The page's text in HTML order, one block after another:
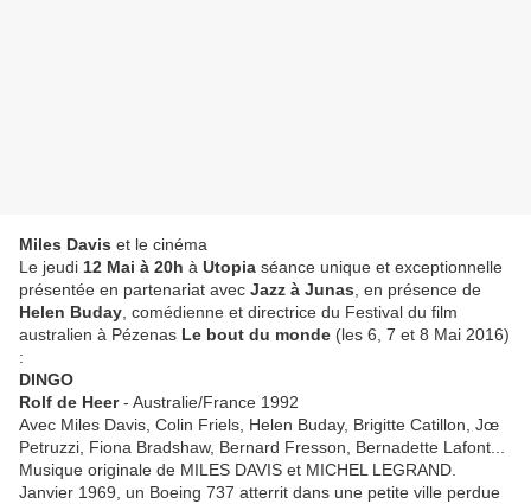
Miles Davis et le cinéma
Le jeudi 12 Mai à 20h à Utopia séance unique et exceptionnelle
présentée en partenariat avec Jazz à Junas , en présence de
Helen Buday , comédienne et directrice du Festival du film
australien à Pézenas Le bout du monde (les 6, 7 et 8 Mai 2016)
:
DINGO
Rolf de Heer- Australie/France 1992
Avec Miles Davis, Colin Friels, Helen Buday, Brigitte Catillon, Jœ
Petruzzi, Fiona Bradshaw, Bernard Fresson, Bernadette Lafont...
Musique originale de MILES DAVIS et MICHEL LEGRAND.
Janvier 1969, un Boeing 737 atterrit dans une petite ville perdue